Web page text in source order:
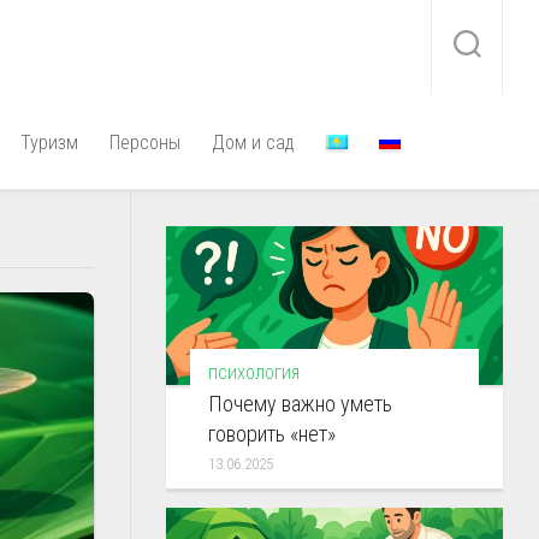
Туризм Персоны Дом и сад
ПСИХОЛОГИЯ
Почему важно уметь
говорить «нет»
13.06.2025